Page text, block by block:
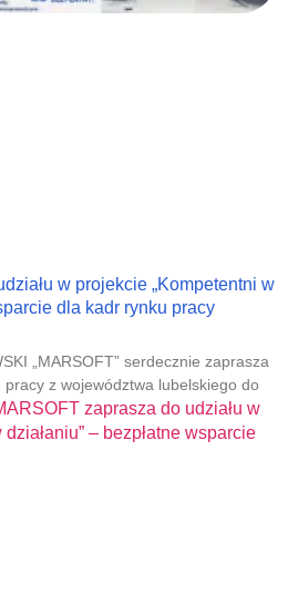
w projekcie „Kompetentni w
dla kadr rynku pracy
„MARSOFT” serdecznie zaprasza
z województwa lubelskiego do
zaprasza do udziału w
– bezpłatne wsparcie